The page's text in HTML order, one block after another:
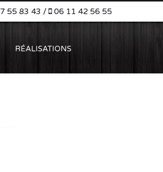
55 83 43 / 06 11 42 56 55
RÉALISATIONS